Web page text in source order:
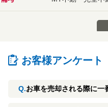
お客様アンケート
Q.お車を売却される際に一